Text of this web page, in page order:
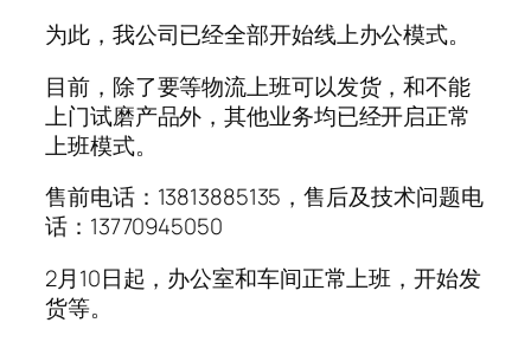
为此，我公司已经全部开始线上办公模式。
目前，除了要等物流上班可以发货，和不能
上门试磨产品外，其他业务均已经开启正常
上班模式。
售前电话：13813885135，售后及技术问题电
话：13770945050
2月10日起，办公室和车间正常上班，开始发
货等。